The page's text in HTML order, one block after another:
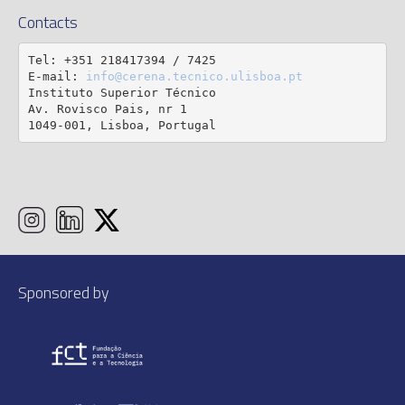
Contacts
Tel: +351 218417394 / 7425
E-mail: info@cerena.tecnico.ulisboa.pt
Instituto Superior Técnico
Av. Rovisco Pais, nr 1
1049-001, Lisboa, Portugal
Sponsored by